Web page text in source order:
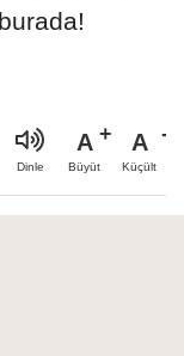
Dinle
A
Büyüt
A
Küçült